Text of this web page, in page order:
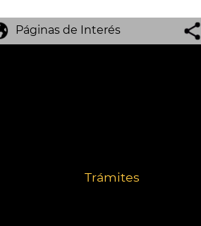
Páginas de Interés
Trámites